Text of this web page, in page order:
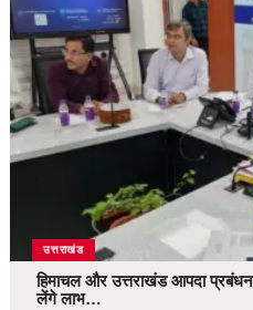
उत्तराखंड
हिमाचल और उत्तराखंड आपदा
लेंगे लाभ…